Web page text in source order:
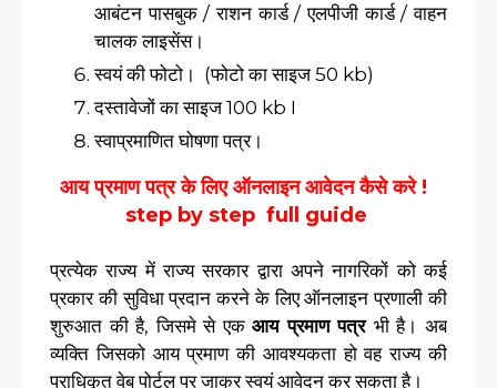
आबंटन पासबुक / राशन कार्ड / एलपीजी कार्ड / वाहन
चालक लाइसेंस।
स्वयं की फोटो। (फोटो का साइज 50 kb)
दस्तावेजों का साइज 100 kb I
स्वाप्रमाणित घोषणा पत्र।
आय प्रमाण पत्र के लिए ऑनलाइन आवेदन कैसे करे !
step by step full guide
प्रत्येक राज्य में राज्य सरकार द्वारा अपने नागरिकों को कई
प्रकार की सुविधा प्रदान करने के लिए ऑनलाइन प्रणाली की
शुरुआत की है, जिसमे से एकआय प्रमाण पत्र भी है। अब
व्यक्ति जिसको आय प्रमाण की आवश्यकता हो वह राज्य की
प्राधिकृत वेब पोर्टल पर जाकर स्वयं आवेदन कर सकता है।